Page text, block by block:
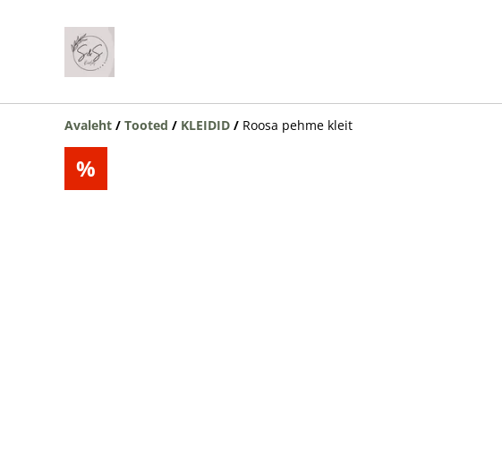
Avaleht / Tooted / KLEIDID / Roosa pehme kleit
%